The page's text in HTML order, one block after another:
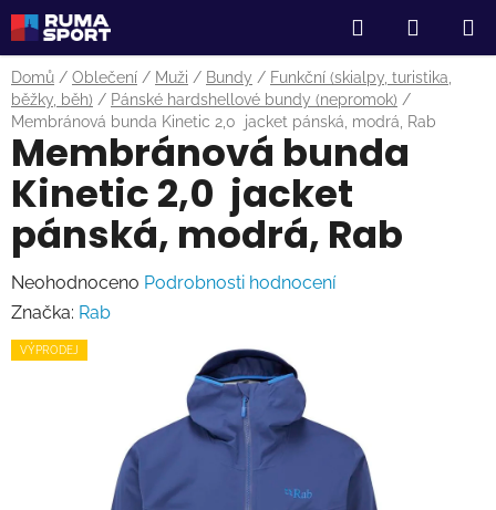
Přejít
na
obsah
Hledat
KOŠÍK
Domů / Oblečení / Muži / Bundy / Funkční (skialpy, turistika,
běžky, běh) / Pánské hardshellové bundy (nepromok) /
Membránová bunda Kinetic 2,0 jacket pánská, modrá, Rab
Membránová bunda
Kinetic 2,0 jacket
pánská, modrá, Rab
Průměrné
hodnocení
produktu
Neohodnoceno Podrobnosti hodnocení
Značka: Rab
VÝPRODEJ